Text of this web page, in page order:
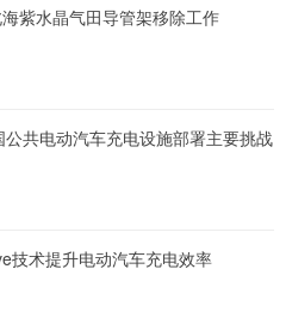
紫水晶气田导管架移除工作
共电动汽车充电设施部署主要挑战
技术提升电动汽车充电效率